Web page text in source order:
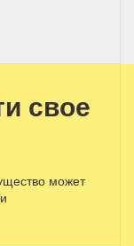
свое
может